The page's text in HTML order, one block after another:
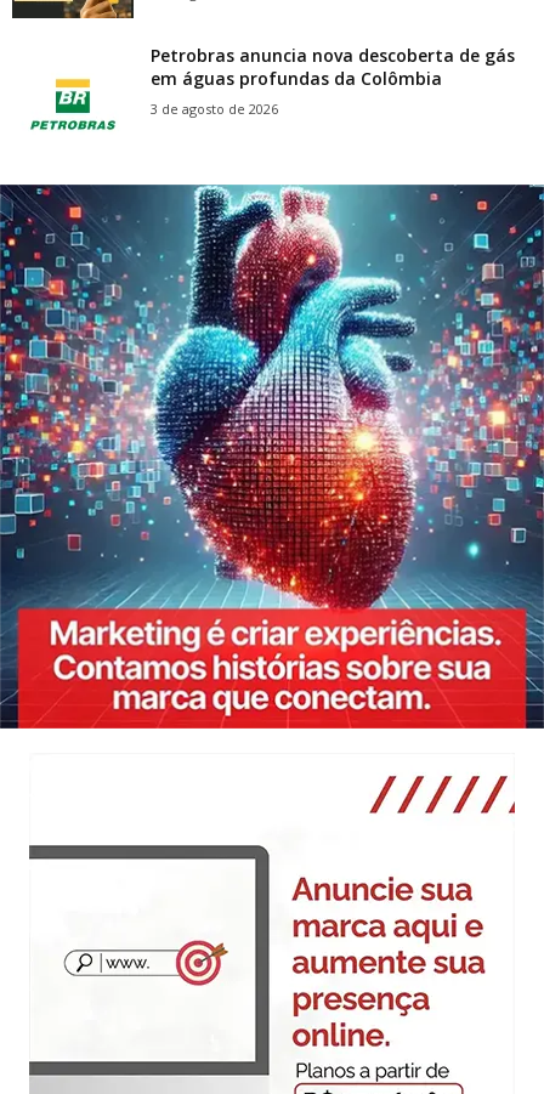
Petrobras anuncia nova descoberta de gás
em águas profundas da Colômbia
3 de agosto de 2026